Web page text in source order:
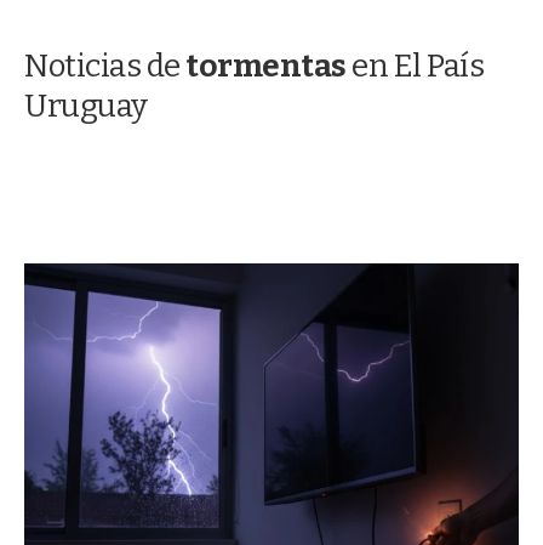
d
Noticias detormentasen El País
Uruguay